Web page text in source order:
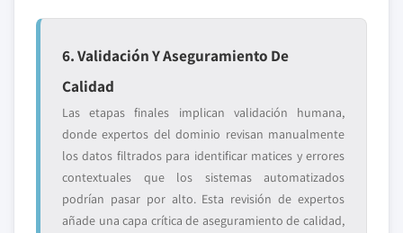
6. Validación Y Aseguramiento De
Calidad
Las etapas finales implican validación humana,
donde expertos del dominio revisan manualmente
los datos filtrados para identificar matices y errores
contextuales que los sistemas automatizados
podrían pasar por alto. Esta revisión de expertos
añade una capa crítica de aseguramiento de calidad,